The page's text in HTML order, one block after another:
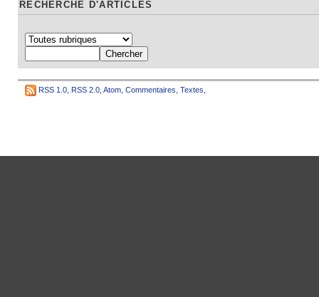
RECHERCHE D'ARTICLES
RSS 1.0 RSS 2.0 Atom Commentaires Textes